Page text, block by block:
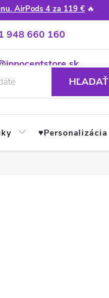
AirPods 4 za 119 € 🔥
948 660 160
návody a tipy
HĽADAŤ
♥︎Personalizácia